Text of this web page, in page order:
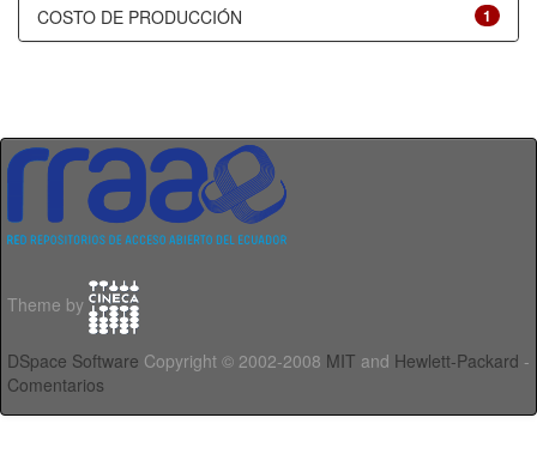
1
COSTO DE PRODUCCIÓN
Theme by
DSpace Software Copyright © 2002-2008 MIT and Hewlett-Packard -
Comentarios